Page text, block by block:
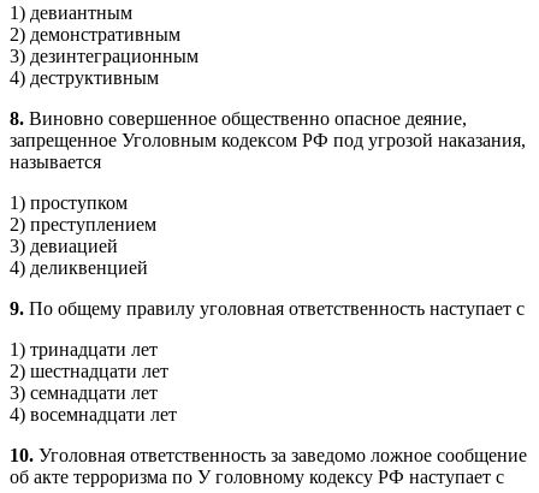
1) девиантным
2) демонстративным
3) дезинтеграционным
4) деструктивным
8. Виновно совершенное общественно опасное деяние,
запрещенное Уголовным кодексом РФ под угрозой наказания,
называется
1) проступком
2) преступлением
3) девиацией
4) деликвенцией
9. По общему правилу уголовная ответственность наступает с
1) тринадцати лет
2) шестнадцати лет
3) семнадцати лет
4) восемнадцати лет
10. Уголовная ответственность за заведомо ложное сообщение
об акте терроризма по У головному кодексу РФ наступает с